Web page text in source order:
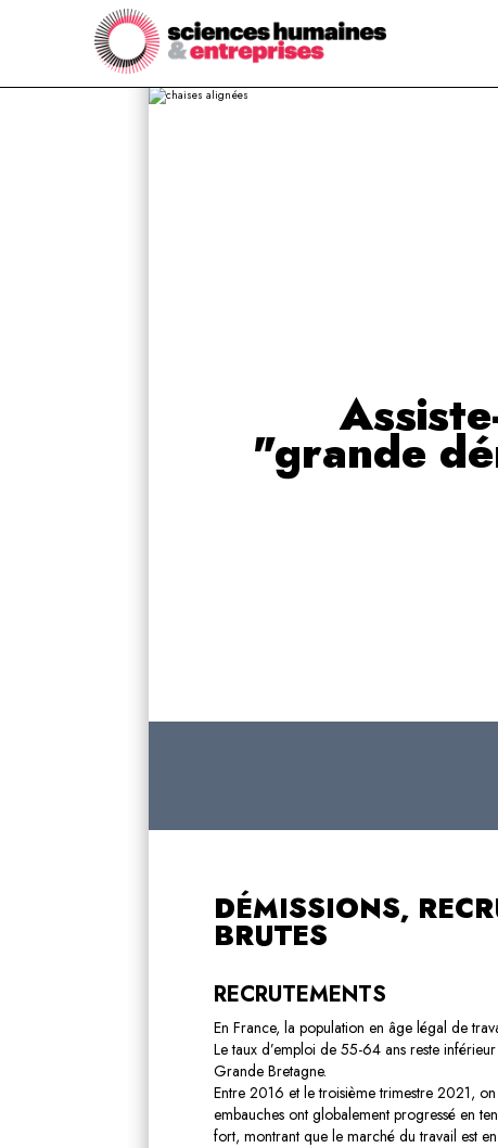
"grande
DÉMISSIONS,
BRUTES
RECRUTEMENTS
En France, la population en âge légal de
Le taux d’emploi de 55-64 ans reste
Grande Bretagne.
Entre 2016 et le troisième trimestre 2021,
embauches ont globalement progressé en
fort, montrant que le marché du travail est